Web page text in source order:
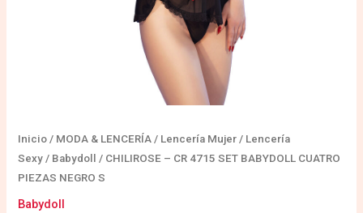
Inicio / MODA & LENCERÍA / Lencería Mujer / Lencería
Sexy / Babydoll / CHILIROSE – CR 4715 SET BABYDOLL CUATRO
PIEZAS NEGRO S
Babydoll